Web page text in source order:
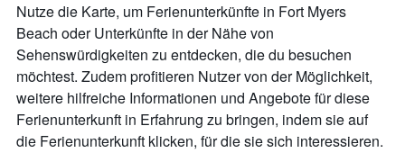
Nutze die Karte, um Ferienunterkünfte in Fort Myers
Beach oder Unterkünfte in der Nähe von
Sehenswürdigkeiten zu entdecken, die du besuchen
möchtest. Zudem profitieren Nutzer von der Möglichkeit,
weitere hilfreiche Informationen und Angebote für diese
Ferienunterkunft in Erfahrung zu bringen, indem sie auf
die Ferienunterkunft klicken, für die sie sich interessieren.